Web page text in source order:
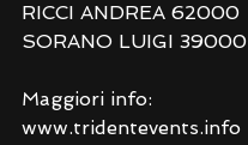
RICCI ANDREA 62000
SORANO LUIGI 39000
Maggiori info:
www.tridentevents.info